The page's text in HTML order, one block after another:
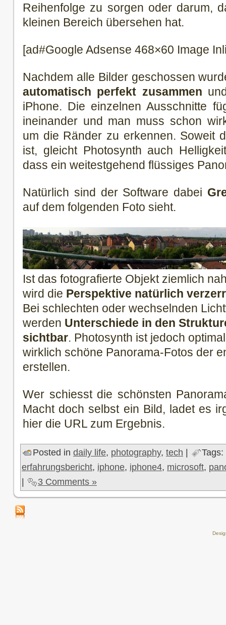
Reihenfolge zu sorgen oder darum,
kleinen Bereich übersehen hat.
[ad#Google Adsense 468×60 Image
Nachdem alle Bilder geschossen
automatisch perfekt zusammen
iPhone. Die einzelnen Ausschnitte
ineinander und man muss schon
um die Ränder zu erkennen. Soweit
ist, gleicht Photosynth auch
dass ein weitestgehend flüssiges
Natürlich sind der Software dabei
auf dem folgenden Foto sieht.
Ist das fotografierte Objekt ziemlich
wird die Perspektive natürlich
Bei schlechten oder wechselnden
werden Unterschiede in den
sichtbar. Photosynth ist jedoch
wirklich schöne Panorama-Fotos der
erstellen.
Wer schiesst die schönsten
Macht doch selbst ein Bild, ladet es
hier die URL zum Ergebnis.
Posted in daily life, photography, tech
Tags:
erfahrungsbericht, iphone, iphone4, microsoft,
3 Comments »